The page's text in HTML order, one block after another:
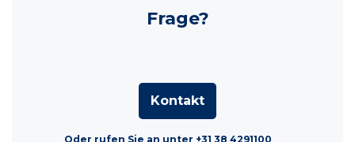
Frage?
Kontakt
Oder rufen Sie an unter +31 38 4291100